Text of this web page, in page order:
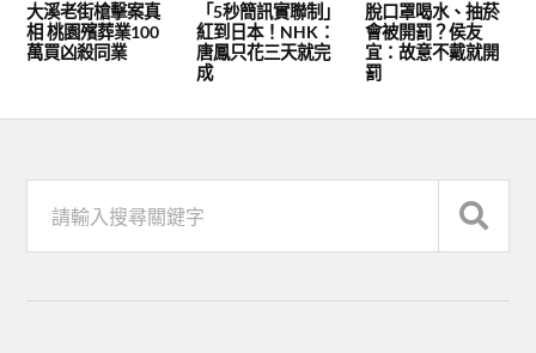
大溪老街槍擊案真
相 桃園殯葬業100
萬買凶殺同業
「5秒簡訊實聯制」
紅到日本！NHK：
唐鳳只花三天就完
成
脫口罩喝水、抽菸
會被開罰？侯友
宜：故意不戴就開
罰